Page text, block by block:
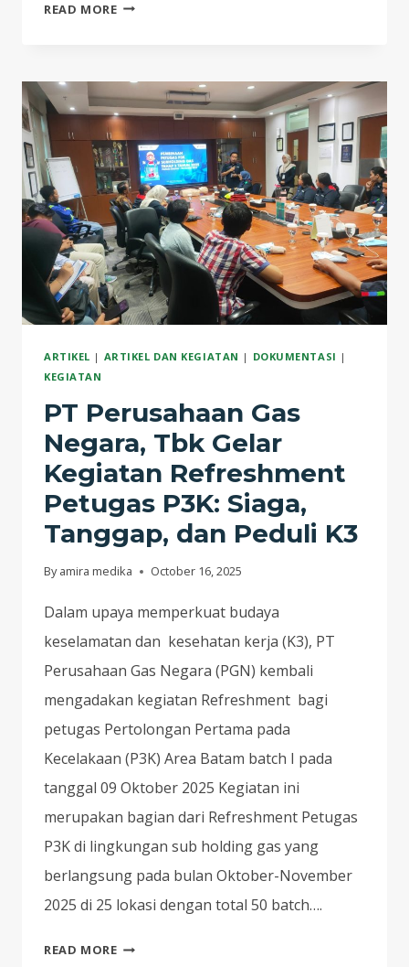
READ MOREPT
TBK
GELAR
KEGIATAN
REFRESHMENT
PETUGAS
P3K:
SIAGA,
TANGGAP,
DAN
PEDULI
K3
ARTIKEL | ARTIKEL DAN KEGIATAN | DOKUMENTASI |
KEGIATAN
PT Perusahaan Gas
Negara, Tbk Gelar
Kegiatan Refreshment
Petugas P3K: Siaga,
Tanggap, dan Peduli K3
By amira medika October 16, 2025
Dalam upaya memperkuat budaya
keselamatan dan kesehatan kerja (K3), PT
Perusahaan Gas Negara (PGN) kembali
mengadakan kegiatan Refreshment bagi
petugas Pertolongan Pertama pada
Kecelakaan (P3K) Area Batam batch I pada
tanggal 09 Oktober 2025 Kegiatan ini
merupakan bagian dari Refreshment Petugas
P3K di lingkungan sub holding gas yang
berlangsung pada bulan Oktober-November
2025 di 25 lokasi dengan total 50 batch….
READ MOREPT